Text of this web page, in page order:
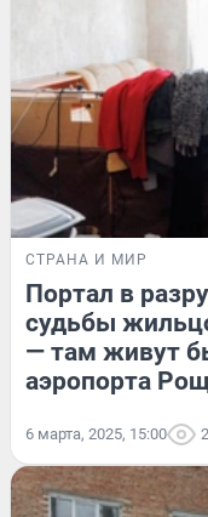
СТРАНА И МИР
Портал в
судьбы
— там живут
аэропорта
6 марта, 2025, 15:00